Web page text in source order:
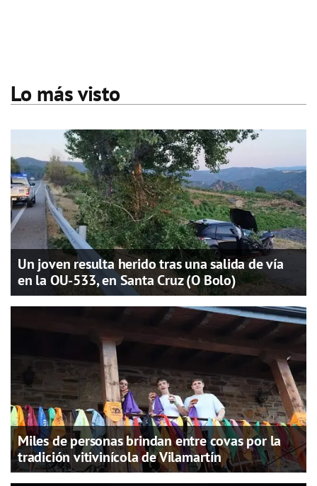
Lo más visto
Un joven resulta herido tras una salida de vía
en la OU-533, en Santa Cruz (O Bolo)
Miles de personas brindan entre covas por la
tradición vitivinícola de Vilamartín